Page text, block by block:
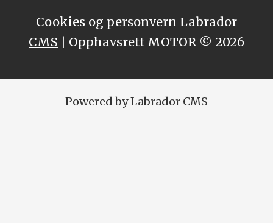
Cookies og personvern Labrador
CMS | Opphavsrett MOTOR © 2026
Powered by Labrador CMS